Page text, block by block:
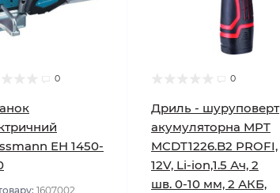
0
EH 1450-
1607002
0
Дриль - шуруповерт
акумуляторна MPT
MCDT1226.B2 PROFI,
12V, Li-ion,1.5 Ач, 2
шв. 0-10 мм, 2 АКБ,